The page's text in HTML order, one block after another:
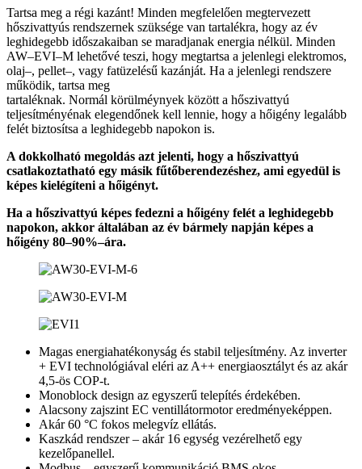
Tartsa meg a régi kazánt! Minden megfelelően megtervezett
hőszivattyús rendszernek szüksége van tartalékra, hogy az év
leghidegebb időszakaiban se maradjanak energia nélkül. Minden
AW–EVI–M lehetővé teszi, hogy megtartsa a jelenlegi elektromos,
olaj–, pellet–, vagy fatüzelésű kazánját. Ha a jelenlegi rendszere
működik, tartsa meg
tartaléknak. Normál körülméynyek között a hőszivattyú
teljesítményénak elegendőnek kell lennie, hogy a hőigény legalább
felét biztosítsa a leghidegebb napokon is.
A dokkolható megoldás azt jelenti, hogy a hőszivattyú
csatlakoztatható egy másik fűtőberendezéshez, ami egyedül is
képes kielégíteni a hőigényt.
Ha a hőszivattyú képes fedezni a hőigény felét a leghidegebb
napokon, akkor általában az év bármely napján képes a
hőigény 80–90%–ára.
Magas energiahatékonyság és stabil teljesítmény. Az inverter
+ EVI technológiával eléri az A++ energiaosztályt és az akár
4,5-ös COP-t.
Monoblock design az egyszerű telepítés érdekében.
Alacsony zajszint EC ventillátormotor eredményeképpen.
Akár 60 °C fokos melegvíz ellátás.
Kaszkád rendszer – akár 16 egység vezérelhető egy
kezelőpanellel.